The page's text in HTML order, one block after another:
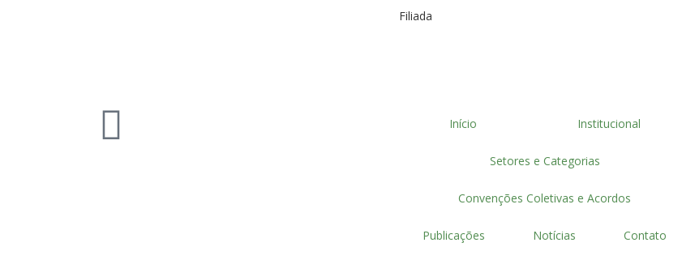
Filiada
Início Institucional
Setores e Categorias
Convenções Coletivas e Acordos
Publicações Notícias Contato